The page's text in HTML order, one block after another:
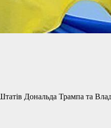
Дональда Трампа та